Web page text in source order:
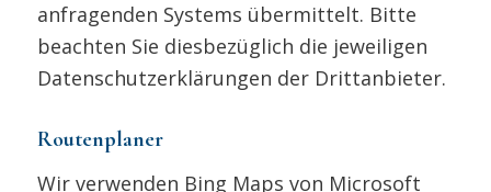
anfragenden Systems übermittelt. Bitte
beachten Sie diesbezüglich die jeweiligen
Datenschutzerklärungen der Drittanbieter.
Routenplaner
Wir verwenden Bing Maps von Microsoft